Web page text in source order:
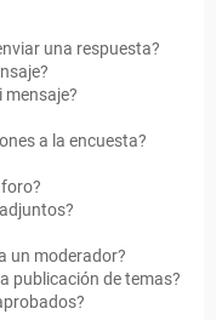
una respuesta?
mensaje?
a la encuesta?
un moderador?
publicación de temas?